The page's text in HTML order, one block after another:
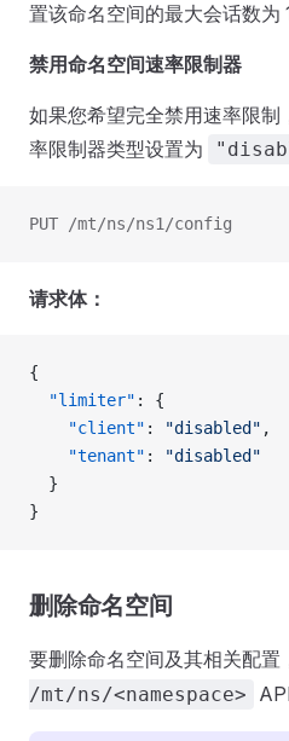
置该命名空间的最大会话数为
禁用命名空间速率限制器
如果您希望完全禁用速率限
率限制器类型设置为
PUT /mt/ns/ns1/config
请求体：
{
  "limiter"
: {
    "client"
: "disabled" ,
    "tenant"
:
"disabled"
  }
}
删除命名空间
要删除命名空间及其相关配置
/mt/ns/<namespace>
API